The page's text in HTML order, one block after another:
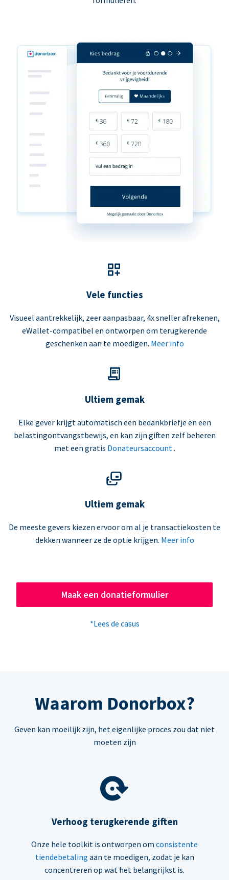
Vele functies
Visueel aantrekkelijk, zeer aanpasbaar, 4x sneller afrekenen,
eWallet-compatibel en ontworpen om terugkerende
geschenken aan te moedigen. Meer info
Ultiem gemak
Elke gever krijgt automatisch een bedankbriefje en een
belastingontvangstbewijs, en kan zijn giften zelf beheren
met een gratis Donateursaccount.
Ultiem gemak
De meeste gevers kiezen ervoor om al je transactiekosten te
dekken wanneer ze de optie krijgen. Meer info
Maak een donatieformulier
*Lees de casus
Waarom Donorbox?
Geven kan moeilijk zijn, het eigenlijke proces zou dat niet
moeten zijn
Verhoog terugkerende giften
Onze hele toolkit is ontworpen om consistente
tiendebetaling aan te moedigen, zodat je kan
concentreren op wat het belangrijkst is.